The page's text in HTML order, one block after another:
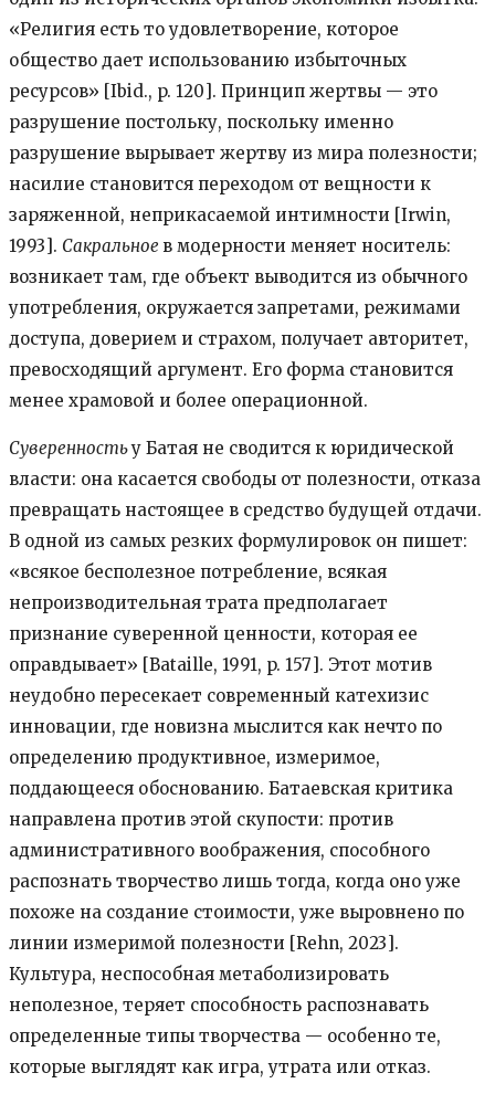
«Религия есть то удовлетворение, которое
общество дает использованию избыточных
ресурсов» [Ibid., p. 120]. Принцип жертвы — это
разрушение постольку, поскольку именно
разрушение вырывает жертву из мира полезности;
насилие становится переходом от вещности к
заряженной, неприкасаемой интимности [Irwin,
1993]. Сакральное в модерности меняет носитель:
возникает там, где объект выводится из обычного
употребления, окружается запретами, режимами
доступа, доверием и страхом, получает авторитет,
превосходящий аргумент. Его форма становится
менее храмовой и более операционной.
Суверенностьу Батая не сводится к юридической
власти: она касается свободы от полезности, отказа
превращать настоящее в средство будущей отдачи.
В одной из самых резких формулировок он пишет:
«всякое бесполезное потребление, всякая
непроизводительная трата предполагает
признание суверенной ценности, которая ее
оправдывает» [Bataille, 1991, p. 157]. Этот мотив
неудобно пересекает современный катехизис
инновации, где новизна мыслится как нечто по
определению продуктивное, измеримое,
поддающееся обоснованию. Батаевская критика
направлена против этой скупости: против
административного воображения, способного
распознать творчество лишь тогда, когда оно уже
похоже на создание стоимости, уже выровнено по
линии измеримой полезности [Rehn, 2023].
Культура, неспособная метаболизировать
неполезное, теряет способность распознавать
определенные типы творчества — особенно те,
которые выглядят как игра, утрата или отказ.